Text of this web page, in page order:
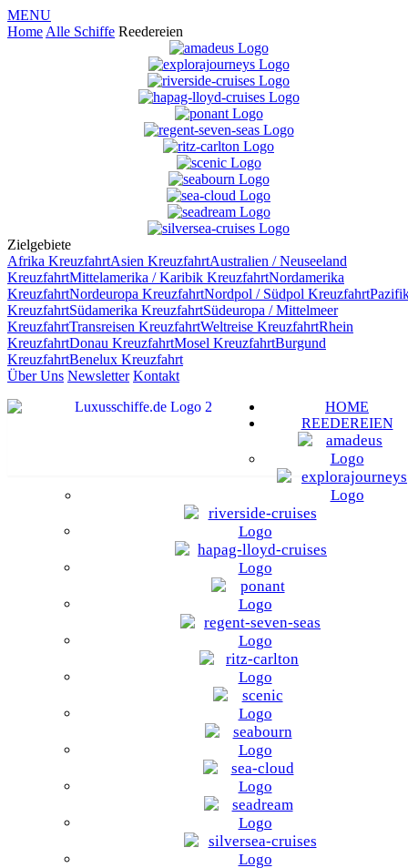
MENU
Home Alle Schiffe Reedereien
Zielgebiete
Afrika KreuzfahrtAsien KreuzfahrtAustralien / Neuseeland
KreuzfahrtMittelamerika / Karibik KreuzfahrtNordamerika
KreuzfahrtNordeuropa KreuzfahrtNordpol / Südpol Kreuzfahrt
KreuzfahrtSüdamerika KreuzfahrtSüdeuropa / Mittelmeer
KreuzfahrtTransreisen KreuzfahrtWeltreise KreuzfahrtRhein
KreuzfahrtDonau KreuzfahrtMosel KreuzfahrtBurgund
KreuzfahrtBenelux Kreuzfahrt
Über Uns Newsletter Kontakt
HOME
REEDEREIEN